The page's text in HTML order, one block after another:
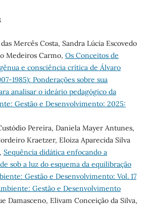
Mercês Costa, Sandra Lúcia Escovedo
Medeiros Carmo, Os Conceitos de
e consciência crítica de Álvaro
1985): Ponderações sobre sua
analisar o ideário pedagógico da
Gestão e Desenvolvimento: 2025:
Pereira, Daniela Mayer Antunes,
Kraetzer, Eloiza Aparecida Silva
Sequência didática enfocando a
sob a luz do esquema da equilibração
Gestão e Desenvolvimento: Vol. 17
Gestão e Desenvolvimento
Damasceno, Elivam Conceição da Silva,